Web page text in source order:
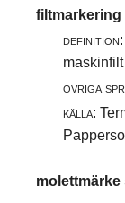
filtmarkering
definition:
övriga
källa:
molettmärke